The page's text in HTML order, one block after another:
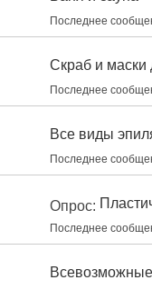
Последнее
Скраб и маски
Последнее
Все виды
Последнее
Опрос:
Последнее
Всевозможные